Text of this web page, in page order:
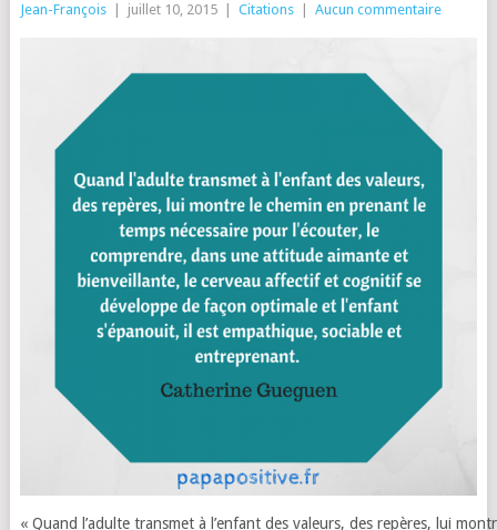
Jean-François juillet 10, 2015 Citations Aucun commentaire
« Quand l’adulte transmet à l’enfant des valeurs, des repères, lui